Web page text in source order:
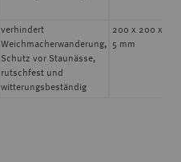
verhindert
Weichmacherwanderung,
Schutz vor Staunässe,
rutschfest und
witterungsbeständig
200 x 200 x
5 mm